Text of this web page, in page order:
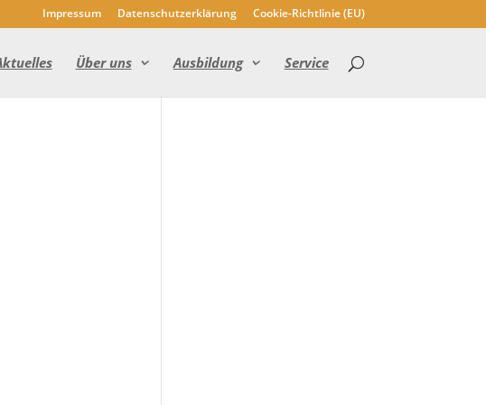
Impressum Datenschutzerklärung Cookie-Richtlinie (EU)
Über uns Ausbildung Service